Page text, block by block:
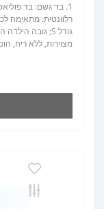
מצוירות, ללא ריח, הוכחת